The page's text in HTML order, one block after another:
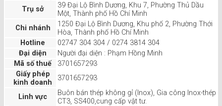
Trụ sở
39 Đại Lộ Bình Dương, Khu 7, Phường Thủ Dầu
Một, Thành phố Hồ Chí Minh
Chi nhánh
1250 Đại Lộ Bình Dương, Khu phố 2, Phường Thới
Hòa, Thành phố Hồ Chí Minh
Hotline
02747 304 304 / 0274 3814 304
Đại diện
Người đại diện : Phạm Hồng Minh
Mã số thuế
3701657293
Giấy phép
kinh doanh
3701657293
Linh vực
Buôn bán thép không gỉ (Inox), Gia công Inox-thép
CT3, SS400,cung cấp vật tư.